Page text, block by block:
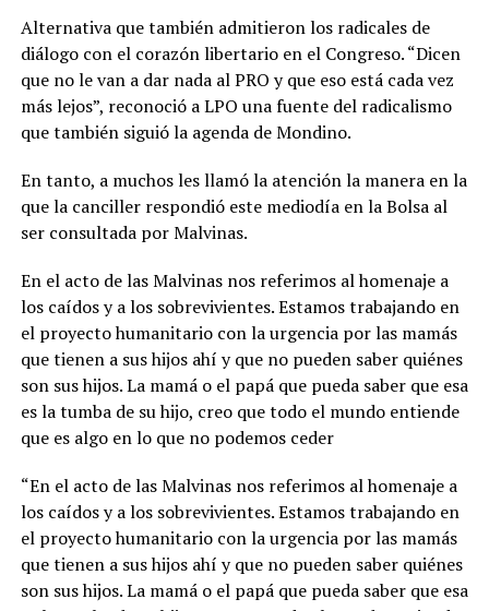
Alternativa que también admitieron los radicales de
diálogo con el corazón libertario en el Congreso. “Dicen
que no le van a dar nada al PRO y que eso está cada vez
más lejos”, reconoció a LPO una fuente del radicalismo
que también siguió la agenda de Mondino.
En tanto, a muchos les llamó la atención la manera en la
que la canciller respondió este mediodía en la Bolsa al
ser consultada por Malvinas.
En el acto de las Malvinas nos referimos al homenaje a
los caídos y a los sobrevivientes. Estamos trabajando en
el proyecto humanitario con la urgencia por las mamás
que tienen a sus hijos ahí y que no pueden saber quiénes
son sus hijos. La mamá o el papá que pueda saber que esa
es la tumba de su hijo, creo que todo el mundo entiende
que es algo en lo que no podemos ceder
“En el acto de las Malvinas nos referimos al homenaje a
los caídos y a los sobrevivientes. Estamos trabajando en
el proyecto humanitario con la urgencia por las mamás
que tienen a sus hijos ahí y que no pueden saber quiénes
son sus hijos. La mamá o el papá que pueda saber que esa